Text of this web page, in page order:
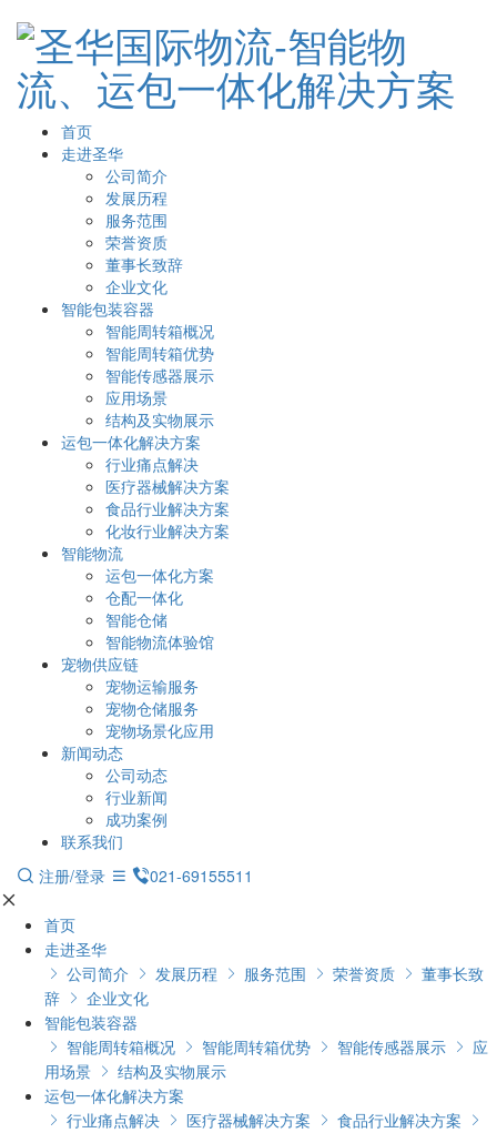
首页
走进圣华
公司简介
发展历程
服务范围
荣誉资质
董事长致辞
企业文化
智能包装容器
智能周转箱概况
智能周转箱优势
智能传感器展示
应用场景
结构及实物展示
运包一体化解决方案
行业痛点解决
医疗器械解决方案
食品行业解决方案
化妆行业解决方案
智能物流
运包一体化方案
仓配一体化
智能仓储
智能物流体验馆
宠物供应链
宠物运输服务
宠物仓储服务
宠物场景化应用
新闻动态
公司动态
行业新闻
成功案例
联系我们
注册/登录
021-69155511
首页
走进圣华
 公司简介  发展历程  服务范围  荣誉资质  董事长致
辞
 企业文化
智能包装容器
 智能周转箱概况  智能周转箱优势  智能传感器展示 
应
用场景
 结构及实物展示
运包一体化解决方案
 行业痛点解决  医疗器械解决方案  食品行业解决方案 